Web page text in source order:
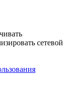
сетевой